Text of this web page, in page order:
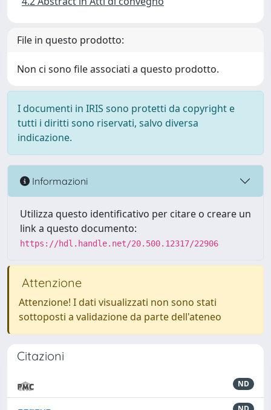
File in questo prodotto:
Non ci sono file associati a questo prodotto.
I documenti in IRIS sono protetti da copyright e
tutti i diritti sono riservati, salvo diversa
indicazione.
Informazioni
Utilizza questo identificativo per citare o creare un
link a questo documento:
https://hdl.handle.net/20.500.12317/22906
Attenzione
Attenzione! I dati visualizzati non sono stati
sottoposti a validazione da parte dell'ateneo
Citazioni
ND